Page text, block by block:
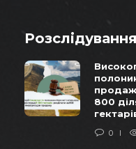
Розслідування
800
0